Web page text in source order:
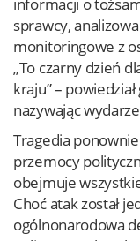
sprawcy,
monitoringowe z
„To czarny dzień
kraju” –
nazywając
Tragedia
przemocy
obejmuje
Choć atak został
ogólnonarodowa